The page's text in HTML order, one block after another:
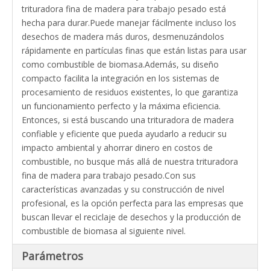
trituradora fina de madera para trabajo pesado está
hecha para durar.Puede manejar fácilmente incluso los
desechos de madera más duros, desmenuzándolos
rápidamente en partículas finas que están listas para usar
como combustible de biomasa.Además, su diseño
compacto facilita la integración en los sistemas de
procesamiento de residuos existentes, lo que garantiza
un funcionamiento perfecto y la máxima eficiencia.
Entonces, si está buscando una trituradora de madera
confiable y eficiente que pueda ayudarlo a reducir su
impacto ambiental y ahorrar dinero en costos de
combustible, no busque más allá de nuestra trituradora
fina de madera para trabajo pesado.Con sus
características avanzadas y su construcción de nivel
profesional, es la opción perfecta para las empresas que
buscan llevar el reciclaje de desechos y la producción de
combustible de biomasa al siguiente nivel.
Parámetros